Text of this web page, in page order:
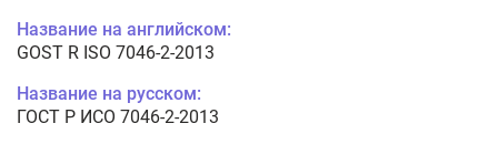
Название на английском:
GOST R ISO 7046-2-2013
Название на русском:
ГОСТ Р ИСО 7046-2-2013